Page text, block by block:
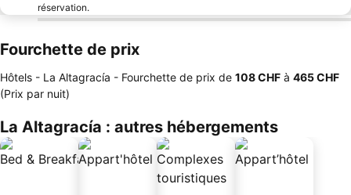
réservation.
Fourchette de prix
Hôtels - La Altagracía - Fourchette de prix de ‎108 CHF à ‎465 CHF
(Prix par nuit)
La Altagracía : autres hébergements